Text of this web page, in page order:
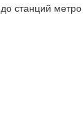
станций